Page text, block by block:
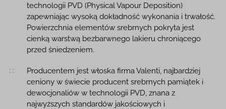
technologii PVD (Physical Vapour Deposition)
zapewniając wysoką dokładność wykonania i trwałość.
Powierzchnia elementów srebrnych pokryta jest
cienką warstwą bezbarwnego lakieru chroniącego
przed śniedzeniem.
Producentem jest włoska firma Valenti, najbardziej
ceniony w świecie producent srebrnych pamiątek i
dewocjonaliów w technologii PVD, znana z
najwyższych standardów jakościowych i